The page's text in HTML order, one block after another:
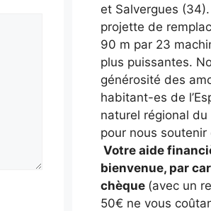
et Salvergues
projette de
90 m par 23
plus puissantes.
générosité des
habitant-es de
naturel régional
pour nous soutenir
Votre aide
bienvenue, par
chèque (avec un
50€ ne vous